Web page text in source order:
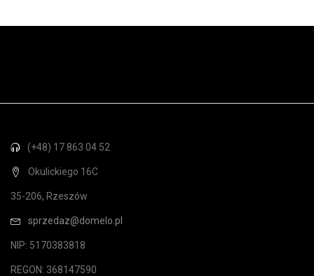
(+48) 17 863 04 52
Okulickiego 16C
35-206, Rzeszów
sprzedaz@domelo.pl
NIP: 5170383818
REGON: 368147590